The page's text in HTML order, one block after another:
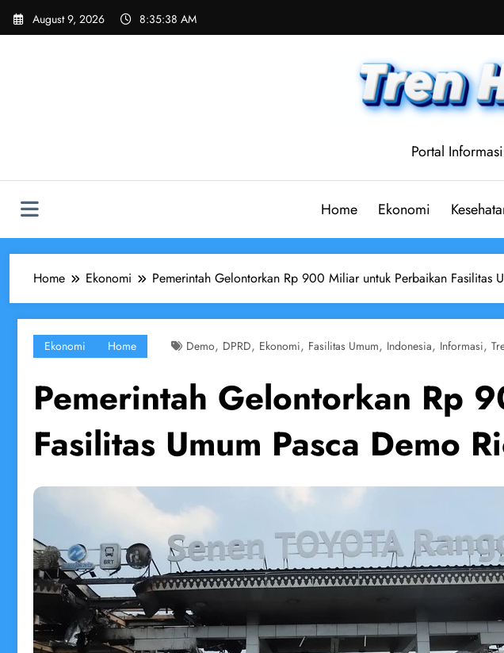
Skip
August 9, 2026 8:35:39 AM
Portal
Home Ekonomi
Home Ekonomi Pemerintah Gelontorkan Rp 900 Miliar untuk Perbaikan Fasilitas
Ekonomi Home Demo, DPRD, Ekonomi, Fasilitas Umum, Indonesia, Informasi,
Pemerintah Gelontorkan Rp
Fasilitas Umum Pasca Demo